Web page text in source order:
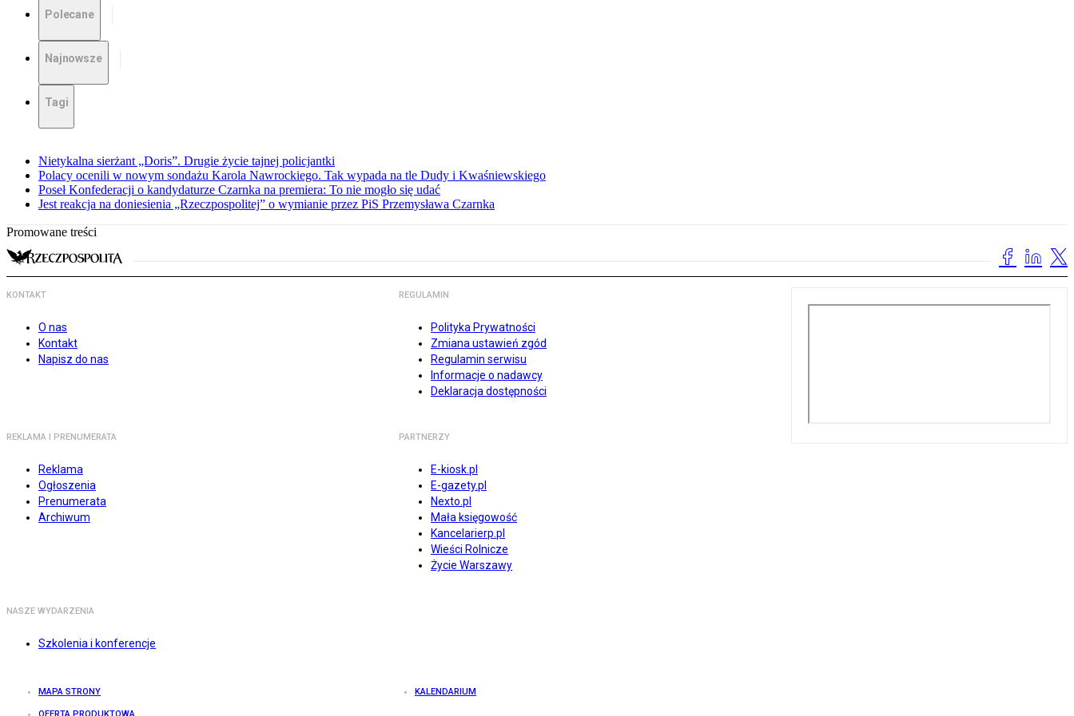
Polecane
Najnowsze
Tagi
Nietykalna sierżant „Doris”. Drugie życie tajnej policjantki
Polacy ocenili w nowym sondażu Karola Nawrockiego. Tak wypada na tle Dudy i Kwaśniewskiego
Poseł Konfederacji o kandydaturze Czarnka na premiera: To nie mogło się udać
Jest reakcja na doniesienia „Rzeczpospolitej” o wymianie przez PiS Przemysława Czarnka
Promowane treści
KONTAKT
O nas
Kontakt
Napisz do nas
REGULAMIN
Polityka Prywatności
Zmiana ustawień zgód
Regulamin serwisu
Informacje o nadawcy
Deklaracja dostępności
REKLAMA I PRENUMERATA
Reklama
Ogłoszenia
Prenumerata
Archiwum
PARTNERZY
E-kiosk.pl
E-gazety.pl
Nexto.pl
Mała księgowość
Kancelarierp.pl
Wieści Rolnicze
Życie Warszawy
NASZE WYDARZENIA
Szkolenia i konferencje
MAPA STRONY KALENDARIUM